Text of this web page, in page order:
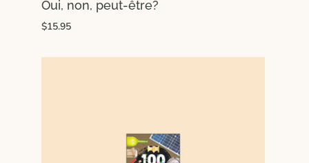
Oui, non, peut-être?
$15.95